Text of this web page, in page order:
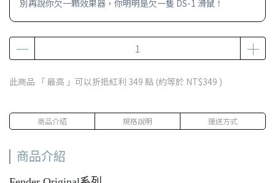
別再說你欠一顆效果器，你明明是欠一隻 DS-1 滑鼠！
此商品 「 最高 」可以折抵紅利 349 點 (約等於 NT$349 )
商品介紹 規格說明 運送方式
商品介紹